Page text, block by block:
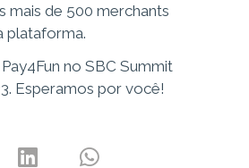
mais de 500 merchants
plataforma.
no SBC Summit
Esperamos por você!